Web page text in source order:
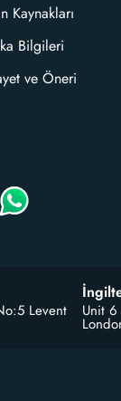
Kaynakları
Bilgileri
ve Öneri
Levent Unit